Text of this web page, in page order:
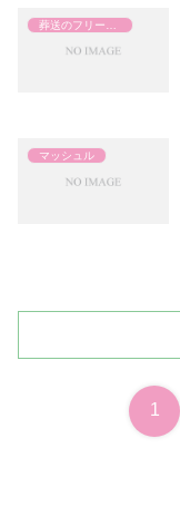
マッシュル
1